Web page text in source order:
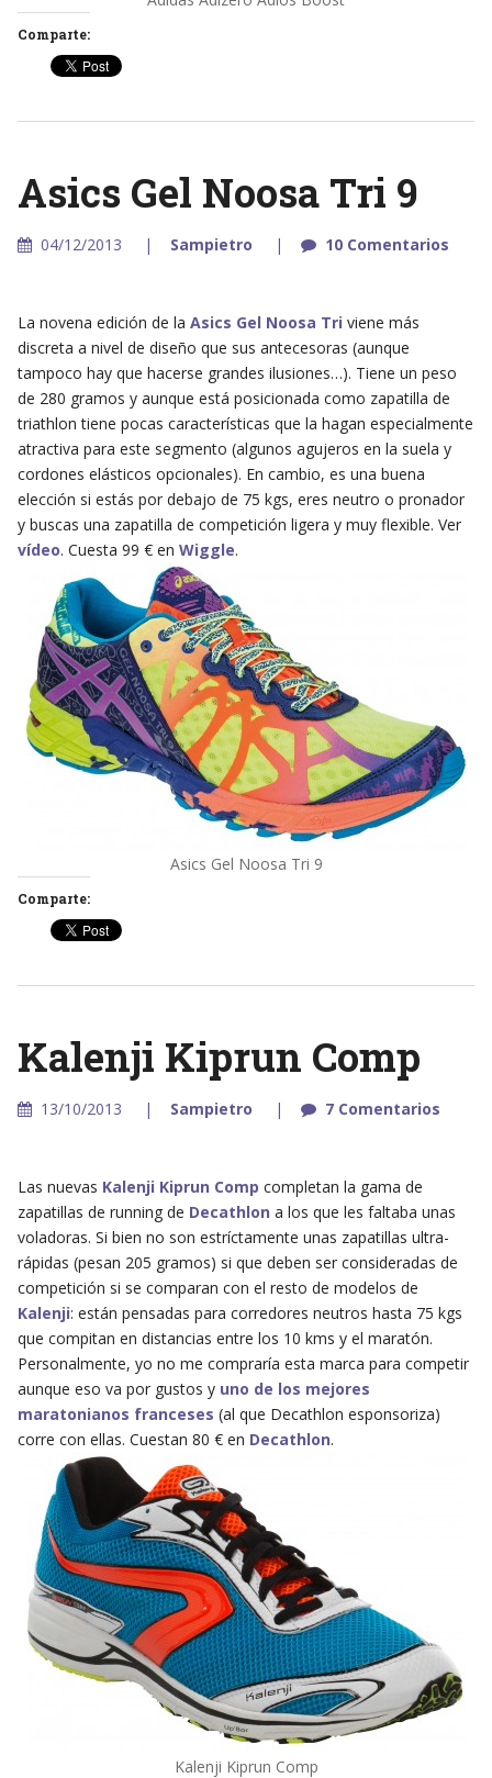
Comparte:
Asics Gel Noosa Tri 9
04/12/2013 Sampietro 10 Comentarios
La novena edición de la Asics Gel Noosa Tri viene más
discreta a nivel de diseño que sus antecesoras (aunque
tampoco hay que hacerse grandes ilusiones…). Tiene un peso
de 280 gramos y aunque está posicionada como zapatilla de
triathlon tiene pocas características que la hagan especialmente
atractiva para este segmento (algunos agujeros en la suela y
cordones elásticos opcionales). En cambio, es una buena
elección si estás por debajo de 75 kgs, eres neutro o pronador
y buscas una zapatilla de competición ligera y muy flexible. Ver
vídeo. Cuesta 99 € en Wiggle.
Asics Gel Noosa Tri 9
Comparte:
Kalenji Kiprun Comp
13/10/2013 Sampietro 7 Comentarios
Las nuevas Kalenji Kiprun Comp completan la gama de
zapatillas de running de Decathlon a los que les faltaba unas
voladoras. Si bien no son estríctamente unas zapatillas ultra-
rápidas (pesan 205 gramos) si que deben ser consideradas de
competición si se comparan con el resto de modelos de
Kalenji: están pensadas para corredores neutros hasta 75 kgs
que compitan en distancias entre los 10 kms y el maratón.
Personalmente, yo no me compraría esta marca para competir
aunque eso va por gustos y uno de los mejores
maratonianos franceses (al que Decathlon esponsoriza)
corre con ellas. Cuestan 80 € en Decathlon.
Kalenji Kiprun Comp